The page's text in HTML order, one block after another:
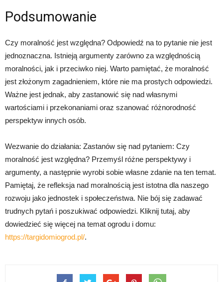
Podsumowanie
Czy moralność jest względna? Odpowiedź na to pytanie nie jest
jednoznaczna. Istnieją argumenty zarówno za względnością
moralności, jak i przeciwko niej. Warto pamiętać, że moralność
jest złożonym zagadnieniem, które nie ma prostych odpowiedzi.
Ważne jest jednak, aby zastanowić się nad własnymi
wartościami i przekonaniami oraz szanować różnorodność
perspektyw innych osób.
Wezwanie do działania: Zastanów się nad pytaniem: Czy
moralność jest względna? Przemyśl różne perspektywy i
argumenty, a następnie wyrobi sobie własne zdanie na ten temat.
Pamiętaj, że refleksja nad moralnością jest istotna dla naszego
rozwoju jako jednostek i społeczeństwa. Nie bój się zadawać
trudnych pytań i poszukiwać odpowiedzi. Kliknij tutaj, aby
dowiedzieć się więcej na temat ogrodu i domu:
https://targidomiogrod.pl/.